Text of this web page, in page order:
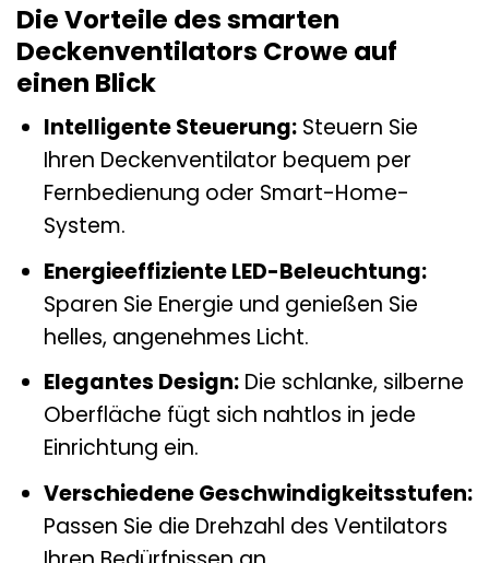
Die Vorteile des smarten
Deckenventilators Crowe auf
einen Blick
Intelligente Steuerung:Steuern Sie
Ihren Deckenventilator bequem per
Fernbedienung oder Smart-Home-
System.
Energieeffiziente LED-Beleuchtung:
Sparen Sie Energie und genießen Sie
helles, angenehmes Licht.
Elegantes Design:Die schlanke, silberne
Oberfläche fügt sich nahtlos in jede
Einrichtung ein.
Verschiedene Geschwindigkeitsstufen:
Passen Sie die Drehzahl des Ventilators